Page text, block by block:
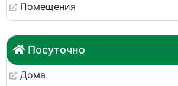
Помещения
Посуточно
Дома